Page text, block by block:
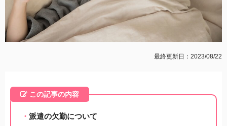
最終更新日：2023/08/22
この記事の内容
派遣の欠勤について